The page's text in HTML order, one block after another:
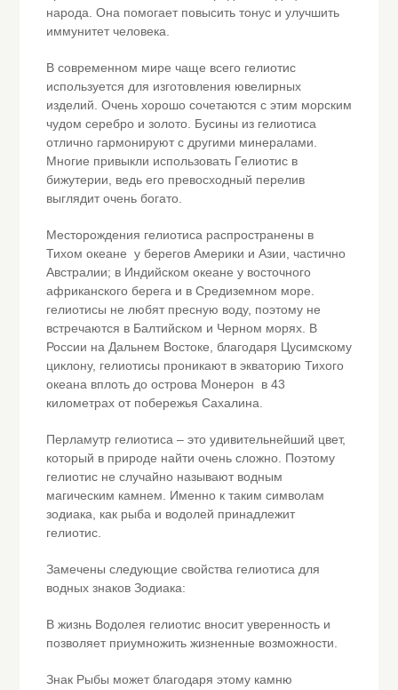
народа. Она помогает повысить тонус и улучшить
иммунитет человека.
В современном мире чаще всего гелиотис
используется для изготовления ювелирных
изделий. Очень хорошо сочетаются с этим морским
чудом серебро и золото. Бусины из гелиотиса
отлично гармонируют с другими минералами.
Многие привыкли использовать Гелиотис в
бижутерии, ведь его превосходный перелив
выглядит очень богато.
Месторождения гелиотиса распространены в
Тихом океане у берегов Америки и Азии, частично
Австралии; в Индийском океане у восточного
африканского берега и в Средиземном море.
гелиотисы не любят пресную воду, поэтому не
встречаются в Балтийском и Черном морях. В
России на Дальнем Востоке, благодаря Цусимскому
циклону, гелиотисы проникают в экваторию Тихого
океана вплоть до острова Монерон в 43
километрах от побережья Сахалина.
Перламутр гелиотиса – это удивительнейший цвет,
который в природе найти очень сложно. Поэтому
гелиотис не случайно называют водным
магическим камнем. Именно к таким символам
зодиака, как рыба и водолей принадлежит
гелиотис.
Замечены следующие свойства гелиотиса для
водных знаков Зодиака:
В жизнь Водолея гелиотис вносит уверенность и
позволяет приумножить жизненные возможности.
Знак Рыбы может благодаря этому камню